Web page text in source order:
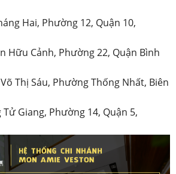
Hai, Phường 12, Quận 10,
Hữu Cảnh, Phường 22, Quận Bình
Thị Sáu, Phường Thống Nhất, Biên
Giang, Phường 14, Quận 5,